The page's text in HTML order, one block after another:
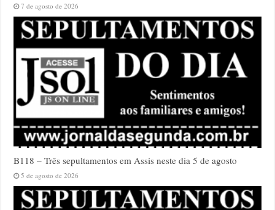
7 de agosto de 2026
B118 – Três sepultamentos em Assis neste dia 5 de agosto
5 de agosto de 2026